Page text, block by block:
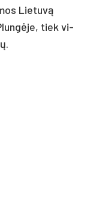
Lie­tuvą
tiek vi­